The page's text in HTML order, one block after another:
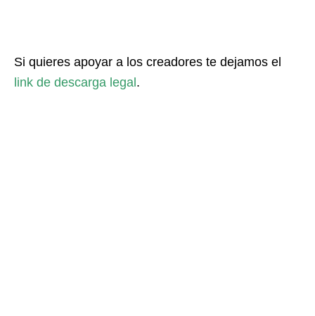
Si quieres apoyar a los creadores te dejamos el
link de descarga legal .